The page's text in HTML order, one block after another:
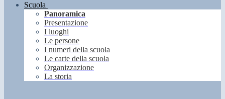
Scuola
Panoramica
Presentazione
I luoghi
Le persone
I numeri della scuola
Le carte della scuola
Organizzazione
La storia